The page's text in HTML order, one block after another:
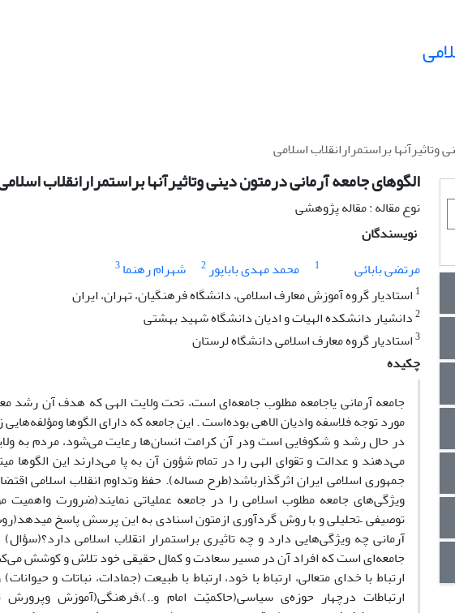
براستمرارانقلاب اسلامی
الگوهای جامعه آرمانی درمتون دینی وتاثیرآنها براستمرارانقلاب
نوع مقاله : مقاله پژوهشی
نویسندگان
مرتضی بابائی
1 محمد مهدی باباپور2 شهرام رهنما3
1 استادیار گروه آموزش معارف اسلامی، دانشگاه فرهنگیان، تهران، ایران
2دانشیار دانشکده الهیات و ادیان دانشگاه شهید بهشتی
3استادیار گروه معارف اسلامی دانشگاه لرستان
چکیده
جامعه آرمانی یاجامعه مطلوب جامعه‌ای است، تحت ولایت الهی که هدف آن
مورد توجه فلاسفه وادیان الاهی بوده‌است . این جامعه که دارای الگوها
در حال رشد و شکوفایی است ودر آن کرامت انسان‌ها رعایت می‌شود، مردم به
می‌دهند و عدالت و تقوای الهی را در تمام شؤون آن به پا می‌دارند این الگوها
جمهوری اسلامی ایران اثرگذارباشد(طرح مساله). حفظ وتداوم انقلاب اسلامی
ویژگی‌های جامعه مطلوب اسلامی را در جامعه عملیاتی نمایند(ضرورت
توصیفی –تحلیلی و با روش گردآوری ازمتون اسنادی به این پرسش پاسخ
آرمانی چه ویژگی‌هایی دارد و چه تاثیری براستمرار انقلاب اسلامی
جامعه‌ای است که افراد آن در مسیر سعادت و کمال حقیقی خود تلاش و کوشش
ارتباط با خدای متعالی، ارتباط با خود، ارتباط با طبیعت (جمادات، نباتات و
ارتباطات‌ درچهار حوزه‌ی سیاسی(حاکمیّت امام و..)،فرهنگی(آموزش وپرورش